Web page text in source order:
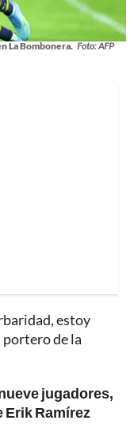
La Bombonera. Foto: AFP
estoy
portero de la
jugadores,
Erik Ramírez